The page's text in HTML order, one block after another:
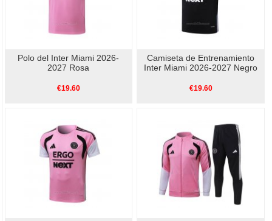
Polo del Inter Miami 2026-
2027 Rosa
€19.60
Camiseta de Entrenamiento
Inter Miami 2026-2027 Negro
€19.60